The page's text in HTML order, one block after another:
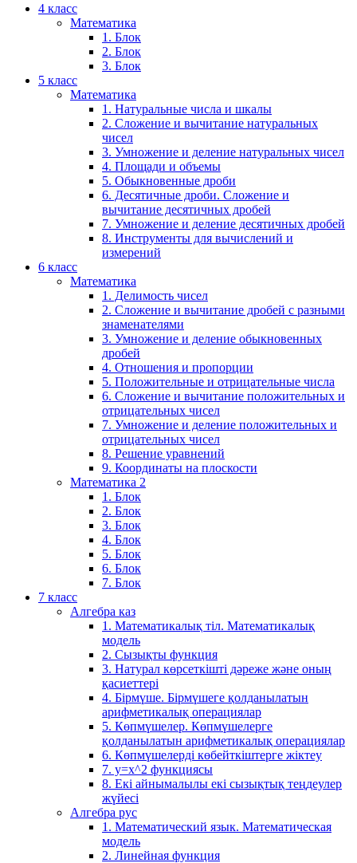
4 класс
Математика
1. Блок
2. Блок
3. Блок
5 класс
Математика
1. Натуральные числа и шкалы
2. Сложение и вычитание натуральных
чисел
3. Умножение и деление натуральных чисел
4. Площади и объемы
5. Обыкновенные дроби
6. Десятичные дроби. Сложение и
вычитание десятичных дробей
7. Умножение и деление десятичных дробей
8. Инструменты для вычислений и
измерений
6 класс
Математика
1. Делимость чисел
2. Сложение и вычитание дробей с разными
знаменателями
3. Умножение и деление обыкновенных
дробей
4. Отношения и пропорции
5. Положительные и отрицательные числа
6. Сложение и вычитание положительных и
отрицательных чисел
7. Умножение и деление положительных и
отрицательных чисел
8. Решение уравнений
9. Координаты на плоскости
Математика 2
1. Блок
2. Блок
3. Блок
4. Блок
5. Блок
6. Блок
7. Блок
7 класс
Алгебра каз
1. Математикалық тіл. Математикалық
модель
2. Сызықты функция
3. Натурал көрсеткішті дәреже және оның
қасиеттері
4. Бірмүше. Бірмүшеге қолданылатын
арифметикалық операциялар
5. Көпмүшелер. Көпмүшелерге
қолданылатын арифметикалық операциялар
6. Көпмүшелерді көбейткіштерге жіктеу
7. у=х^2 функциясы
8. Екі айнымалылы екі сызықтық теңдеулер
жүйесі
Алгебра рус
1. Математический язык. Математическая
модель
2. Линейная функция